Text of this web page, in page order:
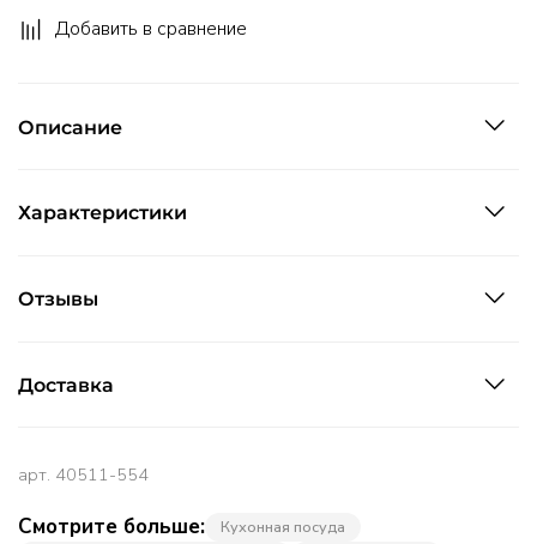
Смотрите больше:
Кухонная посуда
Добавить в сравнение
Описание
Характеристики
Отзывы
Доставка
арт. 40511-554